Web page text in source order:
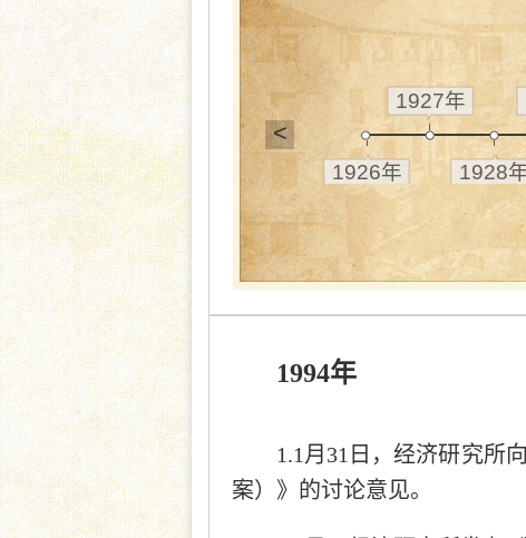
1926年
1927年
1928
<
1994年
1.1月31日，经济研究所
案）》的讨论意见。